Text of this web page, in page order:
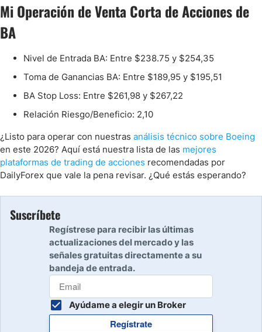
Mi Operación de Venta Corta de Acciones de
BA
Nivel de Entrada BA: Entre $238.75 y $254,35
Toma de Ganancias BA: Entre $189,95 y $195,51
BA Stop Loss: Entre $261,98 y $267,22
Relación Riesgo/Beneficio: 2,10
¿Listo para operar con nuestras análisis técnico sobre Boeing
en este 2026? Aquí está nuestra lista de las mejores
plataformas de trading de acciones recomendadas por
DailyForex que vale la pena revisar. ¿Qué estás esperando?
Suscríbete
Regístrese para recibir las últimas
actualizaciones del mercado y las
señales gratuitas directamente a su
bandeja de entrada.
Ayúdame a elegir un Broker
Regístrate